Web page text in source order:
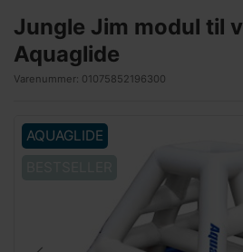
Jungle Jim modul til
Aquaglide
Varenummer: 01075852196300
AQUAGLIDE